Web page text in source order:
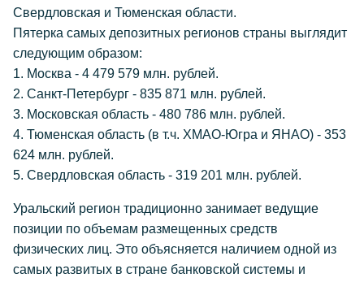
Свердловская и Тюменская области.
Пятерка самых депозитных регионов страны выглядит
следующим образом:
1. Москва - 4 479 579 млн. рублей.
2. Санкт-Петербург - 835 871 млн. рублей.
3. Московская область - 480 786 млн. рублей.
4. Тюменская область (в т.ч. ХМАО-Югра и ЯНАО) - 353
624 млн. рублей.
5. Свердловская область - 319 201 млн. рублей.
Уральский регион традиционно занимает ведущие
позиции по объемам размещенных средств
физических лиц. Это объясняется наличием одной из
самых развитых в стране банковской системы и